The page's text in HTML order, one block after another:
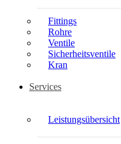
Fittings
Rohre
Ventile
Sicherheitsventile
Kran
Services
Leistungsübersicht